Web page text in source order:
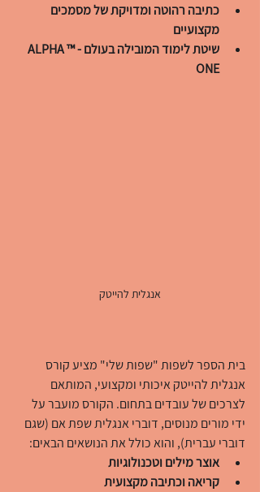
כתיבה רהוטה ומדויקת של מסמכים
מקצועיים
שיטת לימוד המובילה בעולם - ™ALPHA
ONE
אנגלית להייטק
בית הספר לשפות "שפות שלי" מציע קורס
אנגלית להייטק איכותי ומקצועי, המותאם
לצרכים של עובדים בתחום. הקורס מועבר על
ידי מורים מנוסים, דוברי אנגלית שפת אם (שגם
דוברי עברית), והוא כולל את הנושאים הבאים:
אוצר מילים וטכנולוגיות
קריאה וכתיבה מקצועית